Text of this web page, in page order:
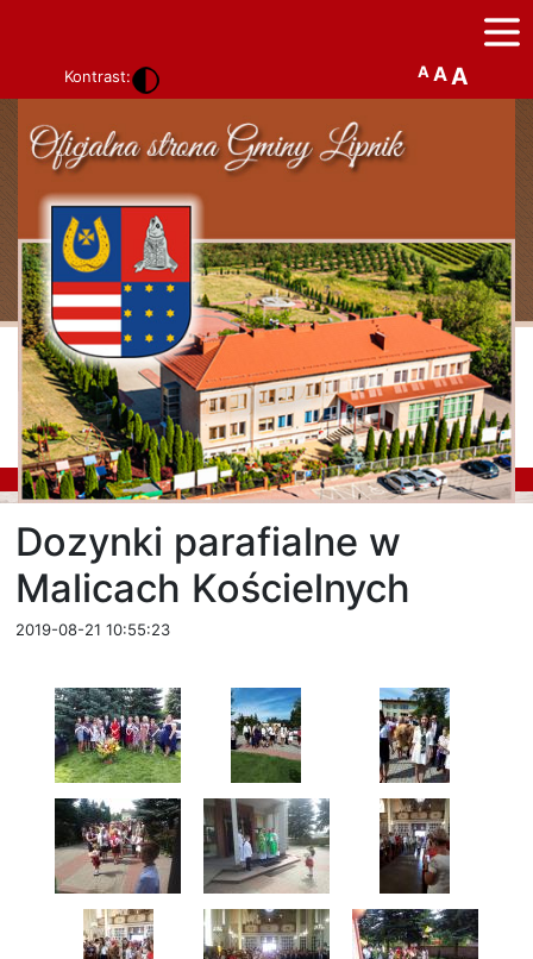
Kontrast: A AA
Dozynki parafialne w
Malicach Kościelnych
2019-08-21 10:55:23